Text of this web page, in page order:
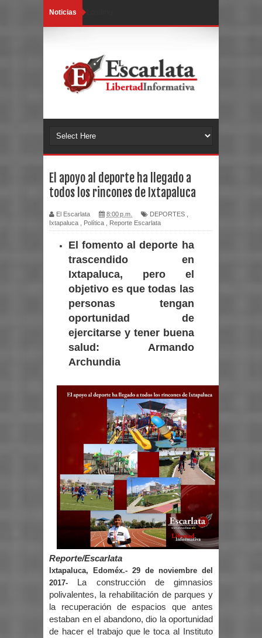
Noticias
El apoyo al deporte ha llegado a
todos los rincones de Ixtapaluca
El Escarlata 8:00 p.m. DEPORTES
Ixtapaluca
Política Reporte Escarlata
El fomento al deporte ha
trascendido en
Ixtapaluca, pero el
objetivo es que todas las
personas tengan
oportunidad de
ejercitarse y tener buena
salud: Armando
Archundia
Reporte/Escarlata
Ixtapaluca, Edoméx.- 29 de noviembre del
2017-
La construcción de gimnasios
polivalentes, la rehabilitación de parques y
la recuperación de espacios que antes
estaban en el abandono, dio la oportunidad
de hacer el trabajo que le toca al Instituto